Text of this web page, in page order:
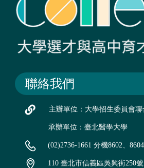
聯絡我們
主辦單位：大學招生委員會聯
承辦單位：臺北醫學大學
(02)2736-1661 分機8602、8604
110 臺北市信義區吳興街250